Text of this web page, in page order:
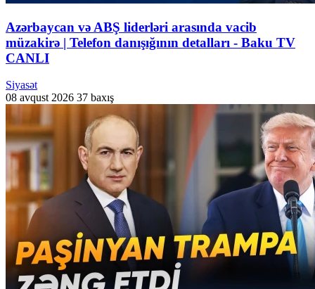
Azərbaycan və ABŞ liderləri arasında vacib
müzakirə | Telefon danışığının detalları - Baku TV
CANLI
Siyasət
08 avqust 2026 37 baxış